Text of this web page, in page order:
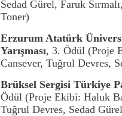
Sedad Gürel, Faruk
Toner)
Erzurum Atatürk
Yarışması, 3. Ödül (Proje
Cansever, Tuğrul Devres,
Brüksel Sergisi Türkiye
Ödül (Proje Ekibi: Haluk
Tuğrul Devres, Sedad